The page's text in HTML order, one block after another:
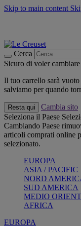
Skip to main content
Cerca
Sicuro di voler
Il tuo carrello sarà
salviamo per quando
Resta qui
Cambia sito
Seleziona il Paese
Cambiando Paese
articoli comprati online
selezionato.
EUROPA
ASIA / PACIFIC
NORD
SUD AMERICA
MEDIO
AFRICA
EUROPA